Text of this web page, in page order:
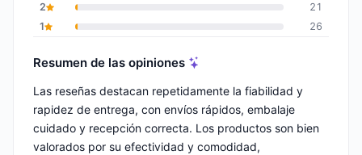
2
21
1
26
Resumen de las opiniones
Las reseñas destacan repetidamente la fiabilidad y
rapidez de entrega, con envíos rápidos, embalaje
cuidado y recepción correcta. Los productos son bien
valorados por su efectividad y comodidad,